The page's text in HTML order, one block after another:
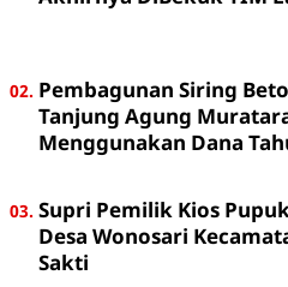
Pembagunan Siring
Tanjung Agung
Menggunakan Dana
Supri Pemilik Kios
Desa Wonosari
Sakti